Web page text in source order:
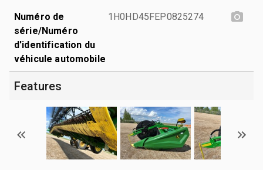
Numéro de
série/Numéro
d'identification du
véhicule automobile
1H0HD45FEP0825274
Features